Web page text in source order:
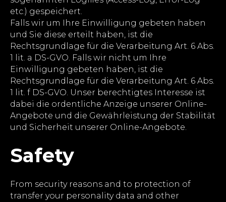
etc.) gespeichert.
Falls wir um Ihre Einwilligung gebeten haben
und Sie diese erteilt haben, ist die
Rechtsgrundlage für die Verarbeitung Art. 6 Abs.
1 lit. a DS-GVO. Falls wir nicht um Ihre
Einwilligung gebeten haben, ist die
Rechtsgrundlage für die Verarbeitung Art. 6 Abs.
1 lit. f DS-GVO. Unser berechtigtes Interesse ist
dabei die ordentliche Anzeige unserer Online-
Angebote und die Gewährleistung der Stabilität
und Sicherheit unserer Online-Angebote.
Safety
From security reasons and to protection of
transfer your personality data and other